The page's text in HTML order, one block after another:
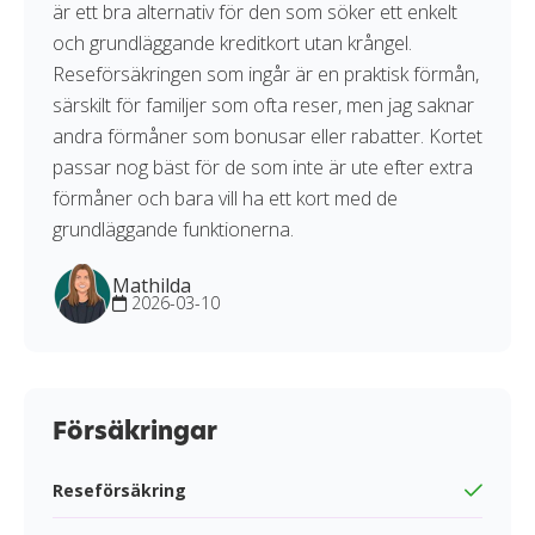
är ett bra alternativ för den som söker ett enkelt
och grundläggande kreditkort utan krångel.
Reseförsäkringen som ingår är en praktisk förmån,
särskilt för familjer som ofta reser, men jag saknar
andra förmåner som bonusar eller rabatter. Kortet
passar nog bäst för de som inte är ute efter extra
förmåner och bara vill ha ett kort med de
grundläggande funktionerna.
Mathilda
2026-03-10
Försäkringar
Reseförsäkring